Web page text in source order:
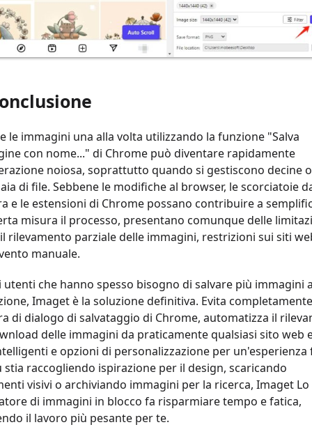
le immagini una alla volta utilizzando la funzione "Salva
con nome..." di Chrome può diventare rapidamente
noiosa, soprattutto quando si gestiscono decine o
di file. Sebbene le modifiche al browser, le scorciatoie
e le estensioni di Chrome possano contribuire a
misura il processo, presentano comunque delle
rilevamento parziale delle immagini, restrizioni sui siti
manuale.
utenti che hanno spesso bisogno di salvare più immagini
Imaget è la soluzione definitiva. Evita
di dialogo di salvataggio di Chrome, automatizza il
delle immagini da praticamente qualsiasi sito web
e opzioni di personalizzazione per un'esperienza
stia raccogliendo ispirazione per il design, scaricando
visivi o archiviando immagini per la ricerca, Imaget Lo
di immagini in blocco fa risparmiare tempo e fatica,
il lavoro più pesante per te.